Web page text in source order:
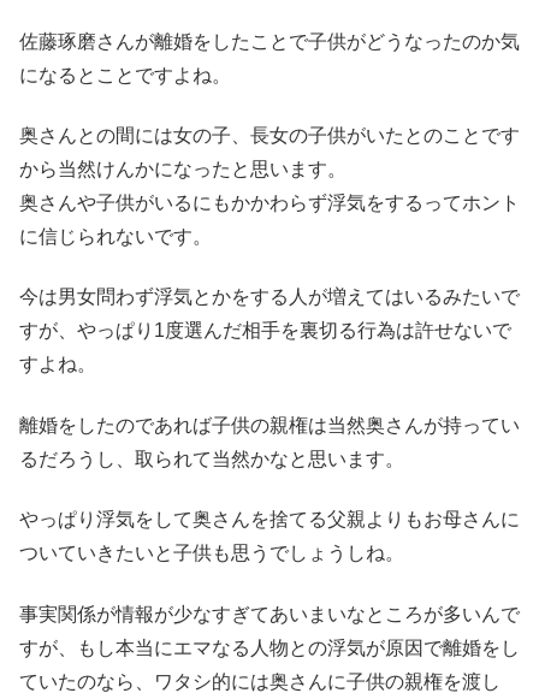
佐藤琢磨さんが離婚をしたことで子供がどうなったのか気
になるとことですよね。
奥さんとの間には女の子、長女の子供がいたとのことです
から当然けんかになったと思います。
奥さんや子供がいるにもかかわらず浮気をするってホント
に信じられないです。
今は男女問わず浮気とかをする人が増えてはいるみたいで
すが、やっぱり1度選んだ相手を裏切る行為は許せないで
すよね。
離婚をしたのであれば子供の親権は当然奥さんが持ってい
るだろうし、取られて当然かなと思います。
やっぱり浮気をして奥さんを捨てる父親よりもお母さんに
ついていきたいと子供も思うでしょうしね。
事実関係が情報が少なすぎてあいまいなところが多いんで
すが、もし本当にエマなる人物との浮気が原因で離婚をし
ていたのなら、ワタシ的には奥さんに子供の親権を渡し